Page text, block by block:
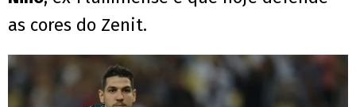
as cores do Zenit.